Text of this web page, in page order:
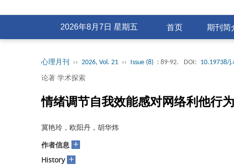
2026年8月7日 星期五 首页 期刊简
心理月刊 ›› 2026, Vol. 21 ›› Issue (8) : 89-92. DOI: 10.19738/
论著 学术探索
情绪调节自我效能感对网络利他行
冀艳玲，欧阳丹，胡华炜
作者信息 +
History +